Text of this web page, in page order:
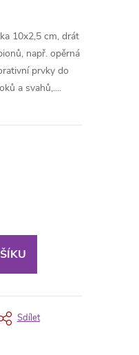
10x2,5 cm, drát
např. opěrná
prvky do
a svahů,....
Sdílet